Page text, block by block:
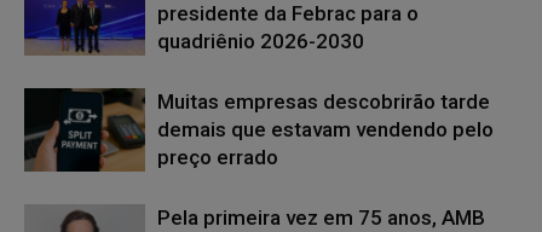
presidente da Febrac para o
quadriênio 2026-2030
Muitas empresas descobrirão tarde
demais que estavam vendendo pelo
preço errado
Pela primeira vez em 75 anos, AMB